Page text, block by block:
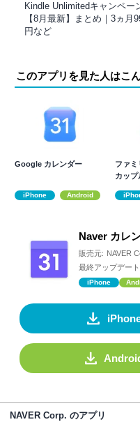
Kindle Unlimitedキャンペー
【8月最新】まとめ｜3ヵ月
円など
このアプリを見た人はこ
Google カレンダー
iPhone Android
ファミ
カッ
Naver カレ
販売元: NAVER
最終アップデー
iPhone
NAVER Corp. のアプリ